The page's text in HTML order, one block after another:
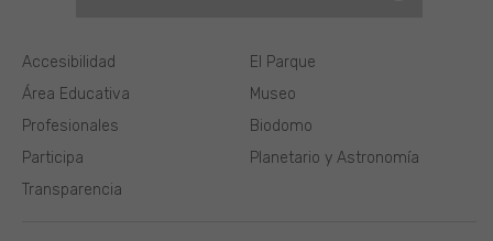
El Parque
Museo
Biodomo
Planetario y Astronomía
Área Educativa
Profesionales
Participa
Transparencia
Accesibilidad